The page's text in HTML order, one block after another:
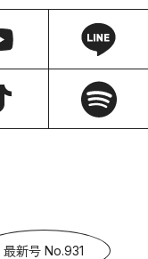
最新号 No.931